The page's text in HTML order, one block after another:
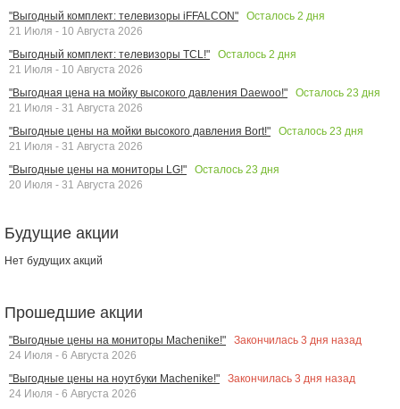
"Выгодный комплект: телевизоры iFFALCON"
Осталось 2 дня
21 Июля - 10 Августа 2026
"Выгодный комплект: телевизоры TCL!"
Осталось 2 дня
21 Июля - 10 Августа 2026
"Выгодная цена на мойку высокого давления Daewoo!"
Осталось 23 дня
21 Июля - 31 Августа 2026
"Выгодные цены на мойки высокого давления Bort!"
Осталось 23 дня
21 Июля - 31 Августа 2026
"Выгодные цены на мониторы LG!"
Осталось 23 дня
20 Июля - 31 Августа 2026
Будущие акции
Нет будущих акций
Прошедшие акции
"Выгодные цены на мониторы Machenike!" Закончилась 3 дня назад
24 Июля - 6 Августа 2026
"Выгодные цены на ноутбуки Machenike!"
Закончилась 3 дня назад
24 Июля - 6 Августа 2026